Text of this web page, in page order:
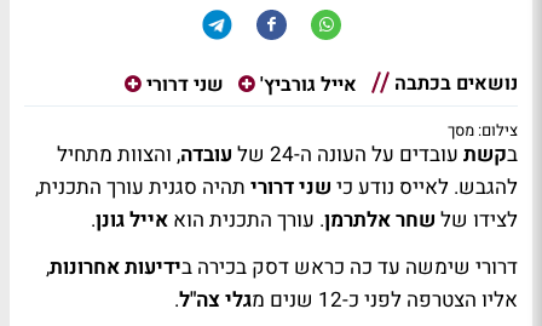
נושאים בכתבה אייל גורביץ' שני דרורי
צילום: מסך
בקשת עובדים על העונה ה-24 של עובדה, והצוות מתחיל
להגבש. לאייס נודע כי שני דרורי תהיה סגנית עורך התכנית,
לצידו של שחר אלתרמן. עורך התכנית הוא אייל גונן.
דרורי שימשה עד כה כראש דסק בכירה בידיעות אחרונות,
אליו הצטרפה לפני כ-12 שנים מ
גלי צה"ל.